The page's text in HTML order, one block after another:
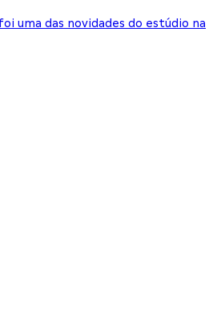
uma das novidades do estúdio na